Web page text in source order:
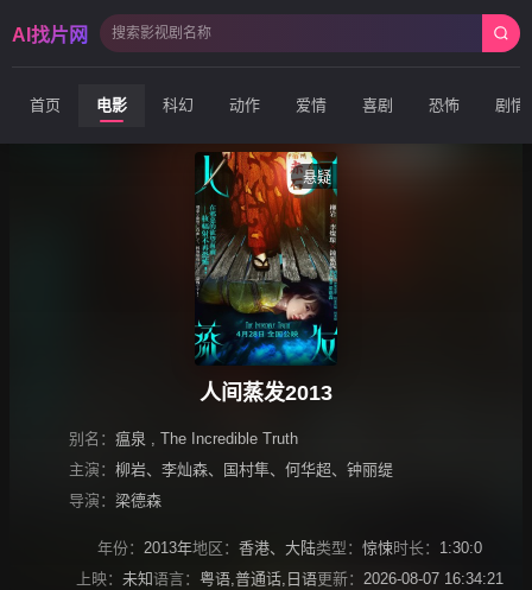
AI找片网
首页 电影 科幻 动作 爱情 喜剧 恐怖 剧情
悬疑
人间蒸发2013
别名： 瘟泉 , The Incredible Truth
主演： 柳岩、 李灿森、 国村隼、 何华超、 钟丽缇
导演： 梁德森
年份： 2013年地区： 香港、 大陆类型： 惊悚时长： 1:30:0
上映： 未知语言： 粤语,普通话,日语更新： 2026-08-07 16:34:21